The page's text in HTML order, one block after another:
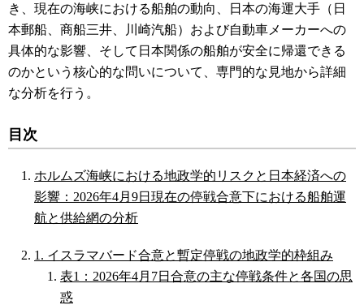
き、現在の海峡における船舶の動向、日本の海運大手（日
本郵船、商船三井、川崎汽船）および自動車メーカーへの
具体的な影響、そして日本関係の船舶が安全に帰還できる
のかという核心的な問いについて、専門的な見地から詳細
な分析を行う。
目次
ホルムズ海峡における地政学的リスクと日本経済への
影響：2026年4月9日現在の停戦合意下における船舶運
航と供給網の分析
1. イスラマバード合意と暫定停戦の地政学的枠組み
表1：2026年4月7日合意の主な停戦条件と各国の思
惑